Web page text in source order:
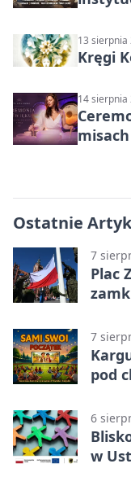
13 sierpnia
Kręgi
14 sierpnia
misach
Ostatnie
7
Plac
7
pod
6
w